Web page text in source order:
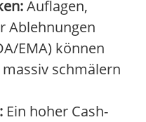
Auflagen,
Ablehnungen
EMA) können
schmälern
Ein hoher Cash-